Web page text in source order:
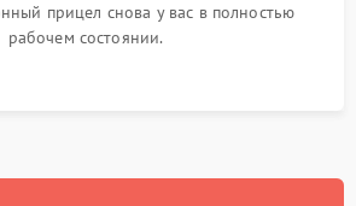
прицел снова у вас в полностью
рабочем состоянии.